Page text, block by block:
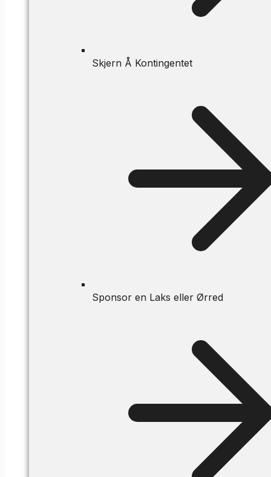
Skjern Å Kontingentet
Sponsor en Laks eller Ørred